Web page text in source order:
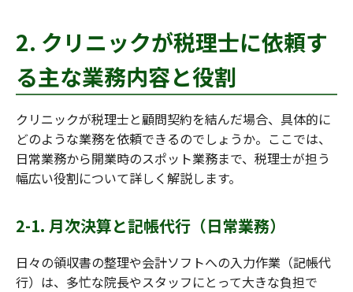
2. クリニックが税理士に依頼す
る主な業務内容と役割
クリニックが税理士と顧問契約を結んだ場合、具体的に
どのような業務を依頼できるのでしょうか。ここでは、
日常業務から開業時のスポット業務まで、税理士が担う
幅広い役割について詳しく解説します。
2-1. 月次決算と記帳代行（日常業務）
日々の領収書の整理や会計ソフトへの入力作業（記帳代
行）は、多忙な院長やスタッフにとって大きな負担で